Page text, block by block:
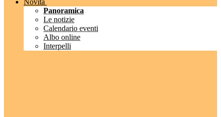
Novità
Panoramica
Le notizie
Calendario eventi
Albo online
Interpelli